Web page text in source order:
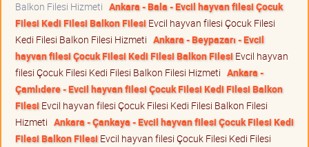
Balkon Filesi Hizmeti Ankara - Bala - Evcil hayvan filesi Çocuk
Filesi Kedi Filesi Balkon Filesi Evcil hayvan filesi Çocuk Filesi
Kedi Filesi Balkon Filesi Hizmeti Ankara - Beypazarı - Evcil
hayvan filesi Çocuk Filesi Kedi Filesi Balkon Filesi Evcil hayvan
filesi Çocuk Filesi Kedi Filesi Balkon Filesi Hizmeti Ankara -
Çamlıdere - Evcil hayvan filesi Çocuk Filesi Kedi Filesi Balkon
Filesi Evcil hayvan filesi Çocuk Filesi Kedi Filesi Balkon Filesi
Hizmeti Ankara - Çankaya - Evcil hayvan filesi Çocuk Filesi Kedi
Filesi Balkon Filesi Evcil hayvan filesi Çocuk Filesi Kedi Filesi